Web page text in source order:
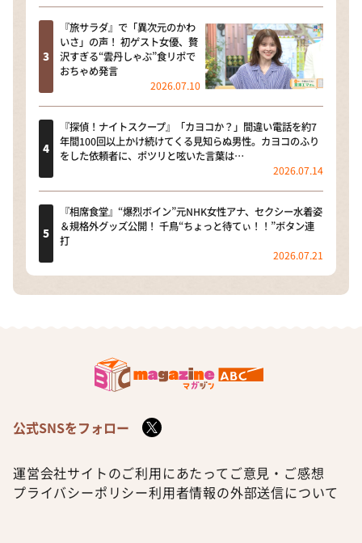
『旅サラダ』で「異次元のかわ
いさ」の声！ 初ゲスト女優、贅
沢すぎる“雲丹しゃぶ”食リポで
おちゃめ発言
2026.07.10
『探偵！ナイトスクープ』「カヨコか？」間違い電話を約7
年間100回以上かけ続けてくる見知らぬ男性。カヨコのふり
をした依頼者に、ポツリと呟いた言葉は…
2026.07.14
『相席食堂』“爆烈ボイン”元NHK女性アナ、セクシー水着姿
＆規格外グッズ公開！ 千鳥“ちょっと待てぃ！！”ボタン連
打
2026.07.21
公式SNSをフォロー
運営会社サイトのご利用にあたって ご意見・ご感想
プライバシーポリシー利用者情報の外部送信について